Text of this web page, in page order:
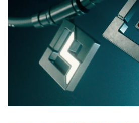
真鍮
フェライト永久磁石100